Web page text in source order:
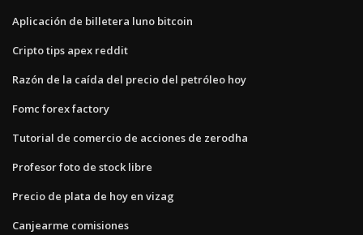
Aplicación de billetera luno bitcoin
Cripto tips apex reddit
Razón de la caída del precio del petróleo hoy
Fomc forex factory
Tutorial de comercio de acciones de zerodha
Profesor foto de stock libre
Precio de plata de hoy en vizag
Canjearme comisiones